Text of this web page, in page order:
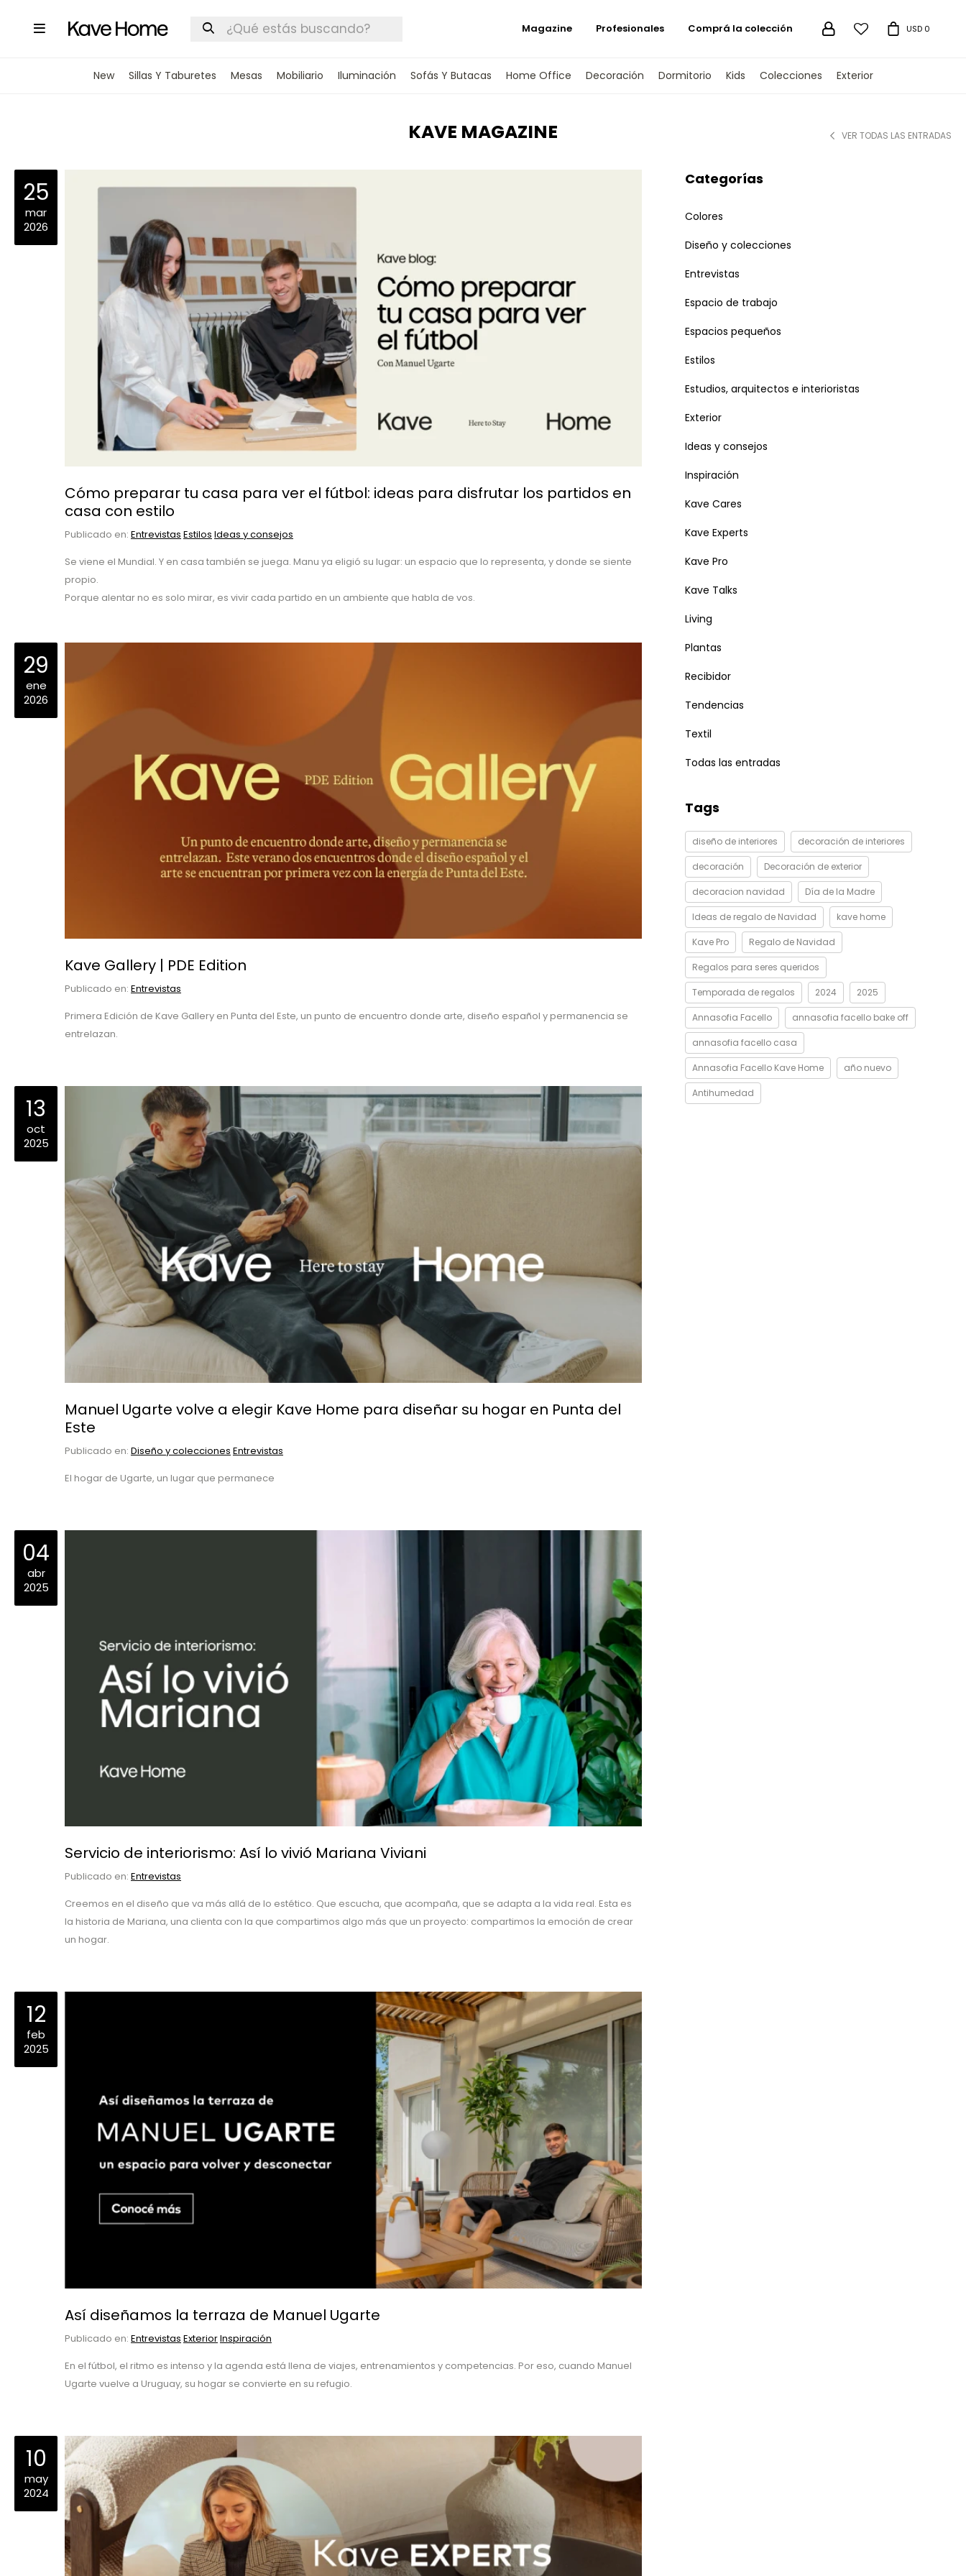

New Sillas Y Taburetes Mesas Mobiliario Iluminación Sofás Y Butacas Home Office Decoración Dormitorio Kids Colecciones Exterior
 USD 0
Magazine Profesionales Comprá la colección
KAVE MAGAZINE VER TODAS LAS ENTRADAS
Cómo preparar tu casa para ver el fútbol: ideas para disfrutar los partidos en
casa con estilo
25
mar
2026
Publicado en: Entrevistas Estilos Ideas y consejos
Se viene el Mundial. Y en casa también se juega. Manu ya eligió su lugar: un espacio que lo representa, y donde se siente
propio.
Porque alentar no es solo mirar, es vivir cada partido en un ambiente que habla de vos.
Kave Gallery | PDE Edition
29
ene
2026
Publicado en: Entrevistas
Primera Edición de Kave Gallery en Punta del Este, un punto de encuentro donde arte, diseño español y permanencia se
entrelazan.
Manuel Ugarte volve a elegir Kave Home para diseñar su hogar en Punta del
Este
13
oct
2025
Publicado en: Diseño y colecciones Entrevistas
El hogar de Ugarte, un lugar que permanece
Servicio de interiorismo: Así lo vivió Mariana Viviani
04
abr
2025
Publicado en: Entrevistas
Creemos en el diseño que va más allá de lo estético. Que escucha, que acompaña, que se adapta a la vida real. Esta es
la historia de Mariana, una clienta con la que compartimos algo más que un proyecto: compartimos la emoción de crear
un hogar.
Así diseñamos la terraza de Manuel Ugarte
12
feb
2025
Publicado en: Entrevistas ExteriorInspiración
En el fútbol, el ritmo es intenso y la agenda está llena de viajes, entrenamientos y competencias. Por eso, cuando Manuel
Ugarte vuelve a Uruguay, su hogar se convierte en su refugio.
10
may
2024
Categorías
Colores
Diseño y colecciones
Entrevistas
Espacio de trabajo
Espacios pequeños
Estilos
Estudios, arquitectos e interioristas
Exterior
Ideas y consejos
Inspiración
Kave Cares
Kave Experts
Kave Pro
Kave Talks
Living
Plantas
Recibidor
Tendencias
Textil
Todas las entradas
Tags
diseño de interiores decoración de interiores
decoración Decoración de exterior
decoracion navidad Día de la Madre
Ideas de regalo de Navidad kave home
Kave Pro Regalo de Navidad
Regalos para seres queridos
Temporada de regalos 2024 2025
Annasofia Facello annasofia facello bake off
annasofia facello casa
Annasofia Facello Kave Home año nuevo
Antihumedad